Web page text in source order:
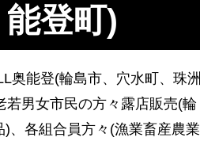
登町)
奥能登(輪島市、穴水町、珠洲
男女市民の方々露店販売(輪
、各組合員方々(漁業畜産農業